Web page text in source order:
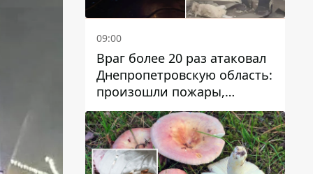
09:00
Враг более 20 раз атаковал
Днепропетровскую область:
произошли пожары,
повреждены дома,
инфраструктура и авто